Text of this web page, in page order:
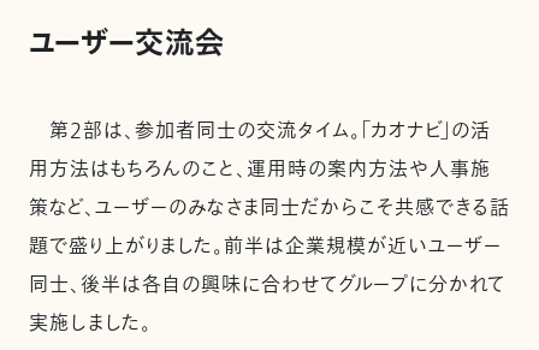
ユーザー交流会
第2部は、参加者同士の交流タイム。「カオナビ」の活
用方法はもちろんのこと、運用時の案内方法や人事施
策など、ユーザーのみなさま同士だからこそ共感できる話
題で盛り上がりました。前半は企業規模が近いユーザー
同士、後半は各自の興味に合わせてグループに分かれて
実施しました。